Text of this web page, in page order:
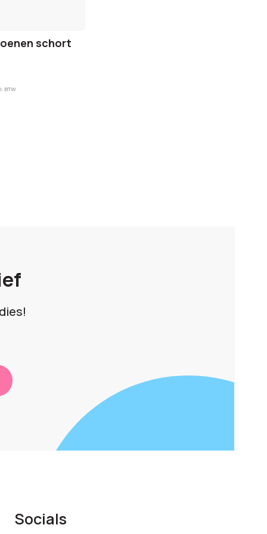
schort
BTW
Socials